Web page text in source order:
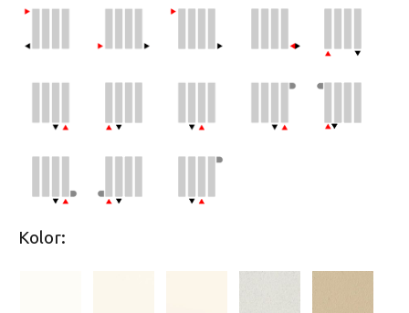
Kolor: